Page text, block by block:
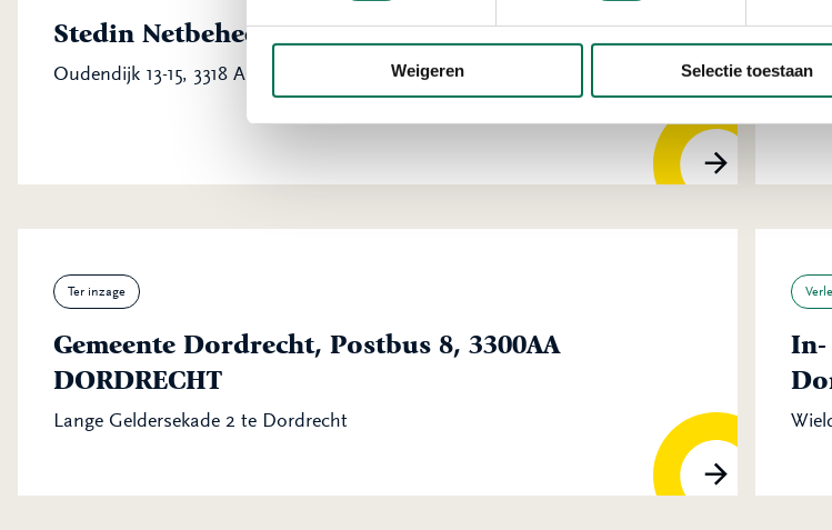
Weigeren Selectie toestaan
Stedin Netbeheer B.V.
Oudendijk 13-15, 3318 AG Dordrecht
Ter inzage
Gemeente Dordrecht, Postbus 8, 3300AA
DORDRECHT
Lange Geldersekade 2 te Dordrecht
In-